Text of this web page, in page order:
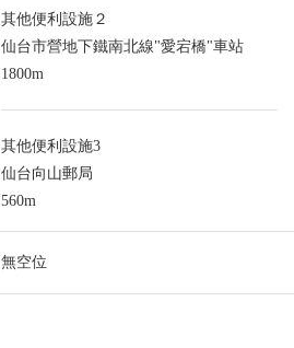
其他便利設施２
仙台市營地下鐵南北線"愛宕橋"車站
1800m
其他便利設施3
仙台向山郵局
560m
無空位